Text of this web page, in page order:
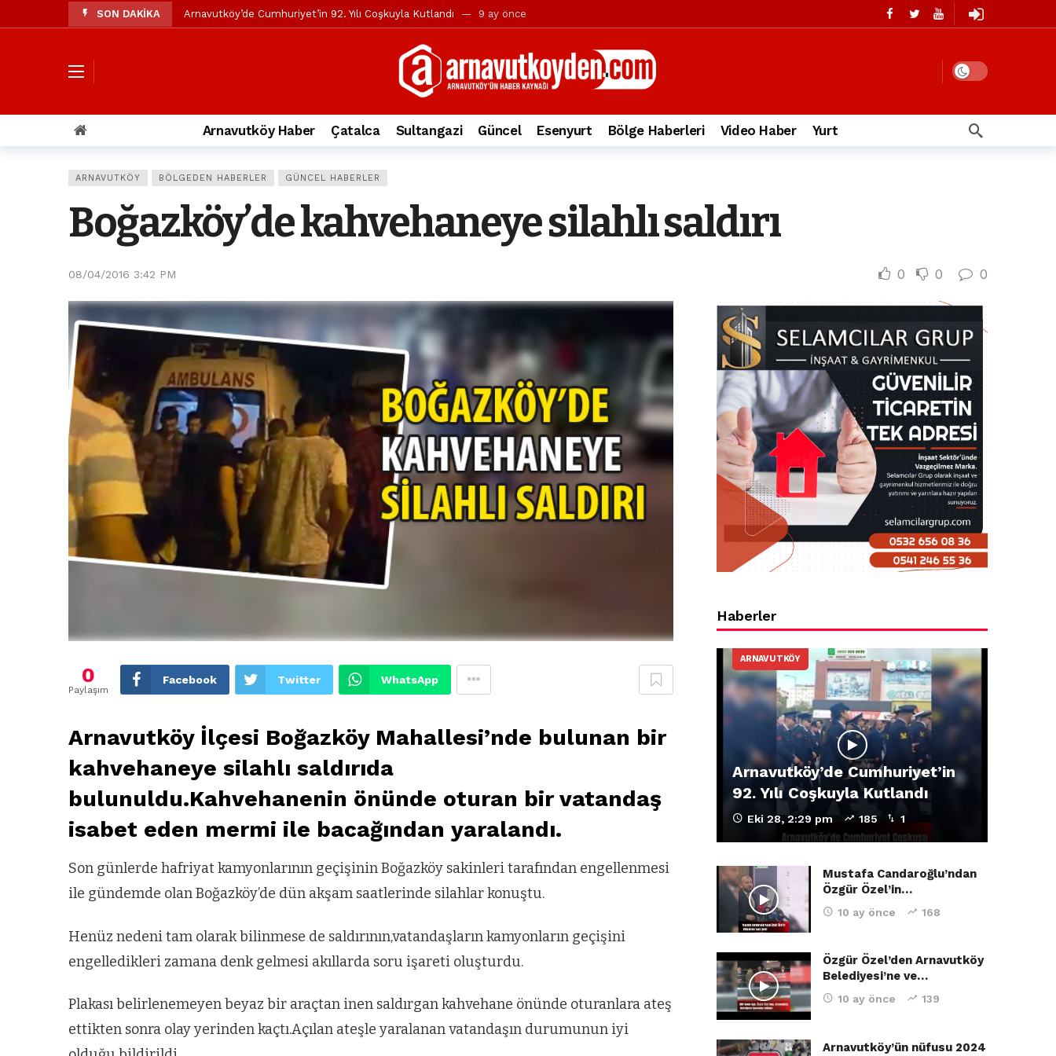
SON DAKİKA Arnavutköy’de Cumhuriyet’in 92. Yılı Coşkuyla Kutlandı 9 ay önce
Özgür Özel’den Arnavutköy Belediyesi’ne ve Mustafa Candaroğlu’na yönelik suçlamalar 10 ay önce
Arnavutköy’ün nüfusu 2024 yılında 344.868’e ulaştı 2 yıl önce
Arnavutköy Taşoluk’ta seyir halindeki otomobil alev alev yandı. 2 yıl önce
Arnavutköy İmrahor Mahallesi sakinleri protesto gösterisi düzenledi 2 yıl önce
Toprak kaydı: 3 hafriyat kamyonu birbirlerinin üzerine devrildi
İstanbul Havalimanı yolundaki kazada, taksideki yolcu öldü 3 yıl önce
Arnavutkoy Belediyesi’ne su baskını tepkisi 3 yıl önce
Arnavutköy Haber Çatalca Sultangazi Güncel Esenyurt Bölge Haberleri Video Haber Yurt
ARNAVUTKÖY BÖLGEDEN HABERLER GÜNCEL HABERLER
Boğazköy’de kahvehaneye silahlı saldırı
08/04/2016 3:42 PM 0 0 0
0
Paylaşım
Facebook Twitter WhatsApp
Arnavutköy İlçesi Boğazköy Mahallesi’nde bulunan bir
kahvehaneye silahlı saldırıda
bulunuldu.Kahvehanenin önünde oturan bir vatandaş
isabet eden mermi ile bacağından yaralandı.
Son günlerde hafriyat kamyonlarının geçişinin Boğazköy sakinleri tarafından engellenmesi
ile gündemde olan Boğazköy’de dün akşam saatlerinde silahlar konuştu.
Henüz nedeni tam olarak bilinmese de saldırının,vatandaşların kamyonların geçişini
engelledikleri zamana denk gelmesi akıllarda soru işareti oluşturdu.
Plakası belirlenemeyen beyaz bir araçtan inen saldırgan kahvehane önünde oturanlara ateş
ettikten sonra olay yerinden kaçtı.Açılan ateşle yaralanan vatandaşın durumunun iyi
Haberler
ARNAVUTKÖY
Arnavutköy’de Cumhuriyet’in
92. Yılı Coşkuyla Kutlandı
Eki 28, 2:29 pm 185 1
Mustafa Candaroğlu’ndan
Özgür Özel’in…
10 ay önce 168
Özgür Özel’den Arnavutköy
Belediyesi’ne ve…
10 ay önce 139
Arnavutköy’ün nüfusu 2024